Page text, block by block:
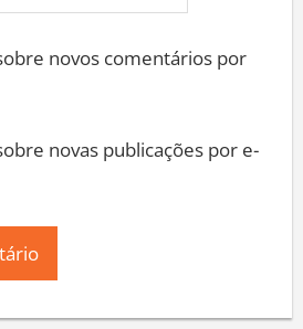
novos comentários por
novas publicações por e-